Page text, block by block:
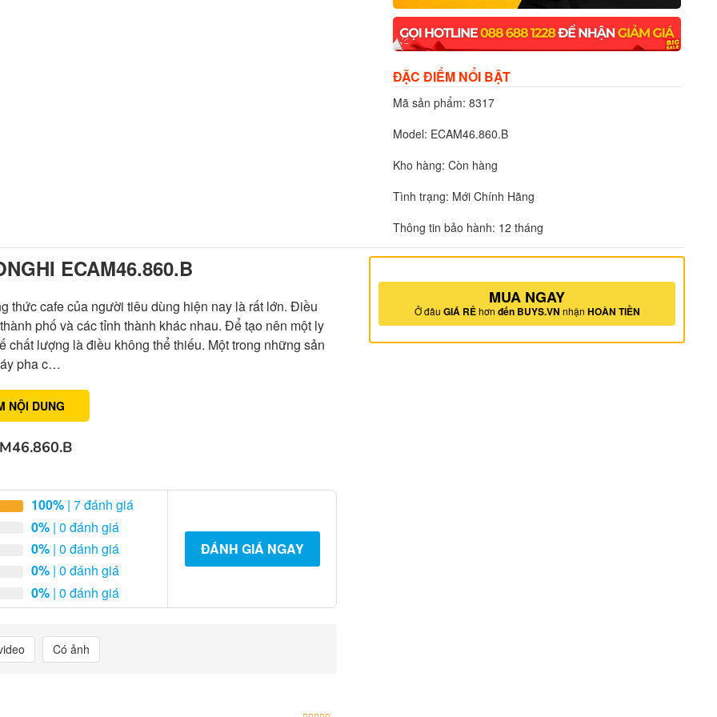
ĐẶC ĐIỂM NỔI BẬT
Mã sản phẩm: 8317
Model: ECAM46.860.B
Kho hàng: Còn hàng
Tình trạng: Mới Chính Hãng
Thông tin bảo hành: 12 tháng
MUA NGAY
Ở đâu GIÁ RẺhơn đến BUYS.VN nhận HOÀN TIỀN
ECAM46.860.B
thức cafe của người tiêu dùng hiện nay là rất lớn. Điều
phố và các tỉnh thành khác nhau. Để tạo nên một ly
lượng là điều không thể thiếu. Một trong những sản
pha c…
NỘI DUNG
100% | 7 đánh giá
0% | 0 đánh giá
0% | 0 đánh giá
0% | 0 đánh giá
0% | 0 đánh giá
ĐÁNH GIÁ NGAY
Có ảnh